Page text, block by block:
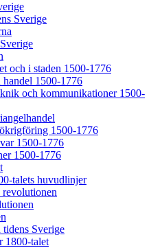
Sverige
och i staden 1500-1776
1500-1776
och kommunikationer 1500-
1500-1776
1500-1776
1500-1776
talets huvudlinjer
tidens Sverige
1800-talet